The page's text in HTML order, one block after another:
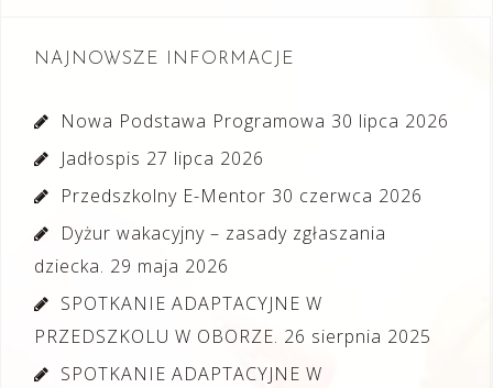
NAJNOWSZE INFORMACJE
Nowa Podstawa Programowa 30 lipca 2026
Jadłospis 27 lipca 2026
Przedszkolny E-Mentor 30 czerwca 2026
Dyżur wakacyjny – zasady zgłaszania
dziecka. 29 maja 2026
SPOTKANIE ADAPTACYJNE W
PRZEDSZKOLU W OBORZE. 26 sierpnia 2025
SPOTKANIE ADAPTACYJNE W